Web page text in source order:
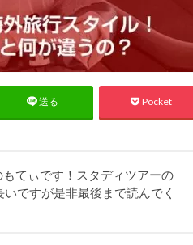
送る Pocket
てぃです！スタディツアーの
ですが是非最後まで読んでく